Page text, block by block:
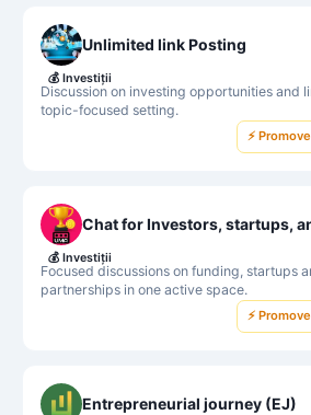
Unlimited link Posting
Discussion on investing opportunities and
topic-focused setting.
💰 Investiții
⚡
Focused discussions on funding, startups
partnerships in one active space.
💰 Investiții
⚡
Entrepreneurial journey (EJ)